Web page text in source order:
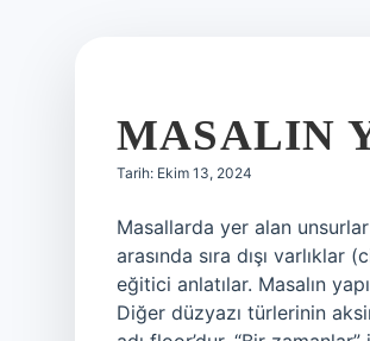
MASALIN
Tarih: Ekim 13, 2024
Masallarda yer alan
arasında sıra dışı
eğitici anlatılar. Masalın
Diğer düzyazı türlerinin